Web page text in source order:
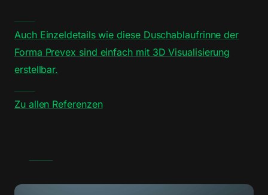
Auch Einzeldetails wie diese Duschablaufrinne der
Forma Prevex sind einfach mit 3D Visualisierung
erstellbar.
Zu allen Referenzen